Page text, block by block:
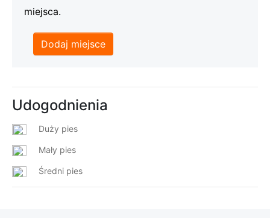
miejsca.
Dodaj miejsce
Udogodnienia
Duży pies
Mały pies
Średni pies